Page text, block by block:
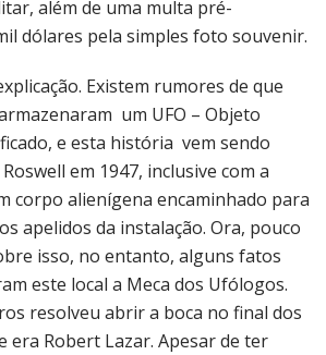
além de uma multa pré-
dólares pela simples foto souvenir.
Existem rumores de que
um UFO – Objeto
e esta história vem sendo
em 1947, inclusive com a
corpo alienígena encaminhado para
apelidos da instalação. Ora, pouco
isso, no entanto, alguns fatos
este local a Meca dos Ufólogos.
resolveu abrir a boca no final dos
era Robert Lazar. Apesar de ter